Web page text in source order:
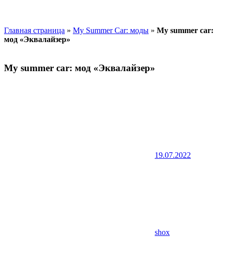
Главная страница » My Summer Car: моды » My summer car:
мод «Эквалайзер»
My summer car: мод «Эквалайзер»
19.07.2022
shox